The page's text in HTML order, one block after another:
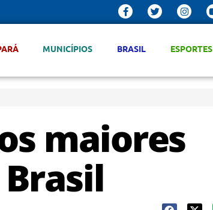
MUNICÍPIOS BRASIL ESPORTES
maiores